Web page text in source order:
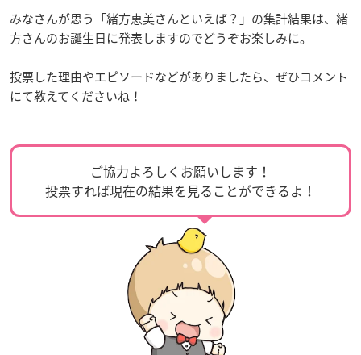
みなさんが思う「緒方恵美さんといえば？」の集計結果は、緒
方さんのお誕生日に発表しますのでどうぞお楽しみに。
投票した理由やエピソードなどがありましたら、ぜひコメント
にて教えてくださいね！
ご協力よろしくお願いします！
投票すれば現在の結果を見ることができるよ！